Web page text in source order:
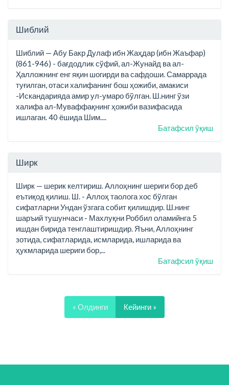
Шиблий
Шиблий — Абу Бакр Дулаф ибн Жаҳдар (ибн Жаъфар)
(861-946) - бағдодлик сўфий, ал-Жунайд ва ал-
Ҳалложнинг енг яқин шогирди ва сафдоши. Самаррада
туғилган, отаси халифанинг бош ҳожиби, амакиси
-Искандарияда амир ул-умаро бўлган. Ш.нинг ўзи
халифа ал-Муваффақнинг ҳожиби вазифасида
ишлаган. 40 ёшида Шим....
Батафсил ўқиш
Ширк
Ширк — шерик келтириш. Аллоҳнинг шериги бор деб
еътиқод қилиш. Ш. - Аллоҳ таолога хос бўлган
сифатларни Ундан ўзгага собит қилишдир. Ш.нинг
шаръий тушунчаси - Махлуқни Роббил оламийнга 5
ишдан бирида тенглаштиришдир. Яъни, Аллоҳнинг
зотида, сифатларида, исмларида, ишларида ва
ҳукмларида шериги бор,...
Батафсил ўқиш
« Олдинги Кейинги »